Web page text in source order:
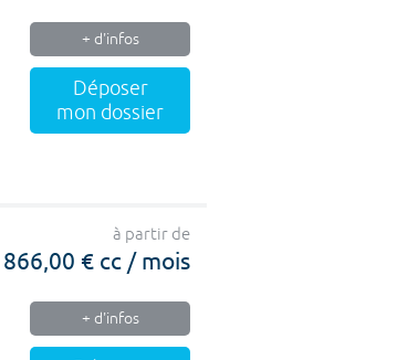
+ d'infos
Déposer
mon dossier
à partir de
866,00 € cc / mois
+ d'infos